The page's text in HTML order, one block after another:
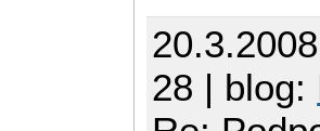
28 | blog: